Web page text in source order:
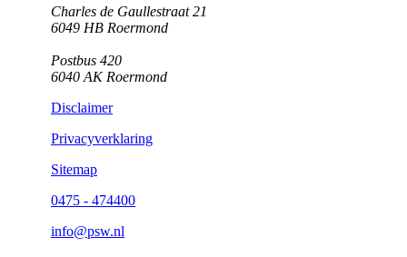
Charles de Gaullestraat 21
6049 HB Roermond
Postbus 420
6040 AK Roermond
Disclaimer
Privacyverklaring
Sitemap
0475 - 474400
info@psw.nl